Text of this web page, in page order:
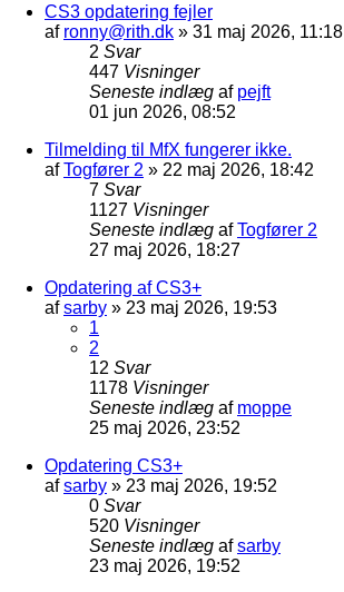
CS3 opdatering fejler
af ronny@rith.dk » 31 maj 2026, 11:18
2 Svar
447 Visninger
Seneste indlæg af pejft
01 jun 2026, 08:52
Tilmelding til MfX fungerer ikke.
afTogfører 2 » 22 maj 2026, 18:42
7 Svar
1127 Visninger
Seneste indlæg afTogfører 2
27 maj 2026, 18:27
Opdatering af CS3+
afsarby » 23 maj 2026, 19:53
1
2
12 Svar
1178 Visninger
Seneste indlæg af moppe
25 maj 2026, 23:52
Opdatering CS3+
afsarby » 23 maj 2026, 19:52
0 Svar
520 Visninger
Seneste indlæg afsarby
23 maj 2026, 19:52